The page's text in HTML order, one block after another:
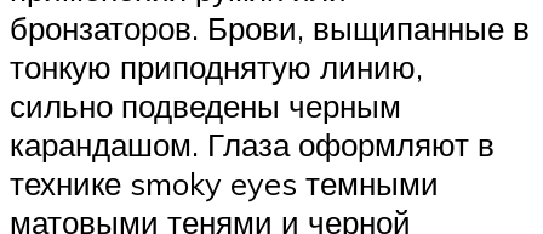
бронзаторов. Брови, выщипанные в
тонкую приподнятую линию,
сильно подведены черным
карандашом. Глаза оформляют в
технике smoky eyes темными
матовыми тенями и черной